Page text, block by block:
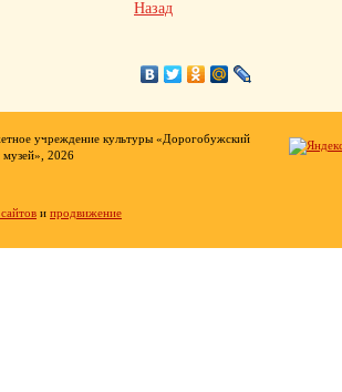
Назад
учреждение культуры «Дорогобужский
музей», 2026
и продвижение